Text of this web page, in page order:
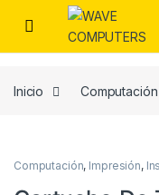
Skip to navigation
Skip to content
Inicio Computación
Computación, Impresión,